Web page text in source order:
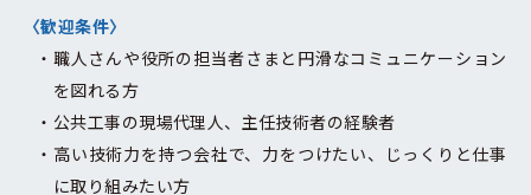
〈歓迎条件〉
職人さんや役所の担当者さまと円滑なコミュニケーション
を図れる方
公共工事の現場代理人、主任技術者の経験者
高い技術力を持つ会社で、力をつけたい、じっくりと仕事
に取り組みたい方